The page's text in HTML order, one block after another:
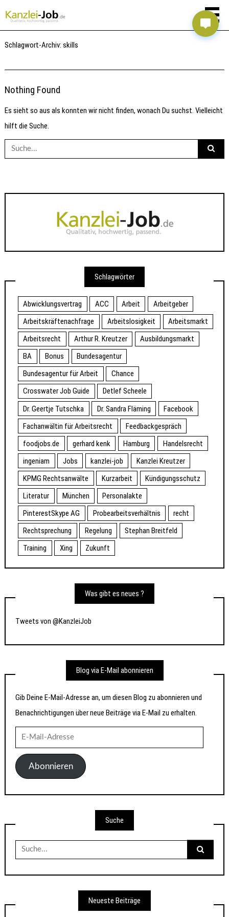
Schlagwort-Archiv:skills
Nothing Found
Es sieht so aus als konnten wir nicht finden, wonach Du suchst. Vielleicht
hilft die Suche.
Suche
nach:
Schlagwörter
Abwicklungsvertrag ACC Arbeit
Arbeitgeber
Arbeitskräftenachfrage
Arbeitslosigkeit
Arbeitsmarkt
Arbeitsrecht
Arthur R. Kreutzer
Ausbildungsmarkt
BA
Bonus
Bundesagentur
Bundesagentur für Arbeit
Chance
Crosswater Job Guide
Detlef Scheele
Dr. Geertje Tutschka
Dr. Sandra Fläming
Facebook
Fachanwältin für Arbeitsrecht
Feedbackgespräch
foodjobs.de
gerhard kenk Hamburg
Handelsrecht
ingeniam
Jobs kanzlei-job
Kanzlei Kreutzer
KPMG Rechtsanwälte
Kurzarbeit
Kündigungsschutz
Literatur
München
Personalakte
PinterestSkype AG
Probearbeitsverhältnis
recht
Rechtsprechung
Regelung
Stephan Breitfeld
Training
Xing Zukunft
Was gibt es neues ?
Tweets von @KanzleiJob
Blog via E-Mail abonnieren
Gib Deine E-Mail-Adresse an, um diesen Blog zu abonnieren und
Benachrichtigungen über neue Beiträge via E-Mail zu erhalten.
Mail-
AdresseAbonnieren
Suche
Suche
nach:
Neueste Beiträge